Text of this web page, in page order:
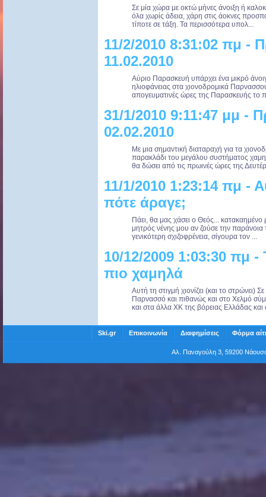
Σε μία χώρα με οκτώ μήνες άνοιξη ή
όλα χωρίς άδεια, χάρη στις άοκνες
τίποτε σε τάξη. Τα περισσότερα υπολ...
11/2/2010 8:31:02 πμ -
11.02.2010
Αύριο Παρασκευή υπάρχει ένα μικρό
ηλιοφάνειας στα χιονοδρομικά
απογευματινές ώρες της Παρασκευής το
31/1/2010 9:11:47 μμ -
02.02.2010
Με μια σημαντική διαταραχή για τα
παρακλάδι του μεγάλου συστήματος
θα δώσει από τις πρωινές ώρες της
11/1/2010 1:23:14 πμ -
πότε άραγε;
Πάει, θα μας χάσει ο Θεός... κατακαημένο
μητρός νένης μου αν ζούσε την
γενικότερη σχιζοφρένεια, σίγουρα τον ...
10/12/2009 1:03:30 πμ -
πιο χαμηλά
Αυτή τη στιγμή χιονίζει (και το
Παρνασσό και πιθανώς και στο Χελμό
και στα άλλα ΧΚ της βόρειας Ελλάδας και
Ski.gr Επικοινωνία Διαφημίσεις Φόρμα
Αλ. Παναγούλη 3, 59200